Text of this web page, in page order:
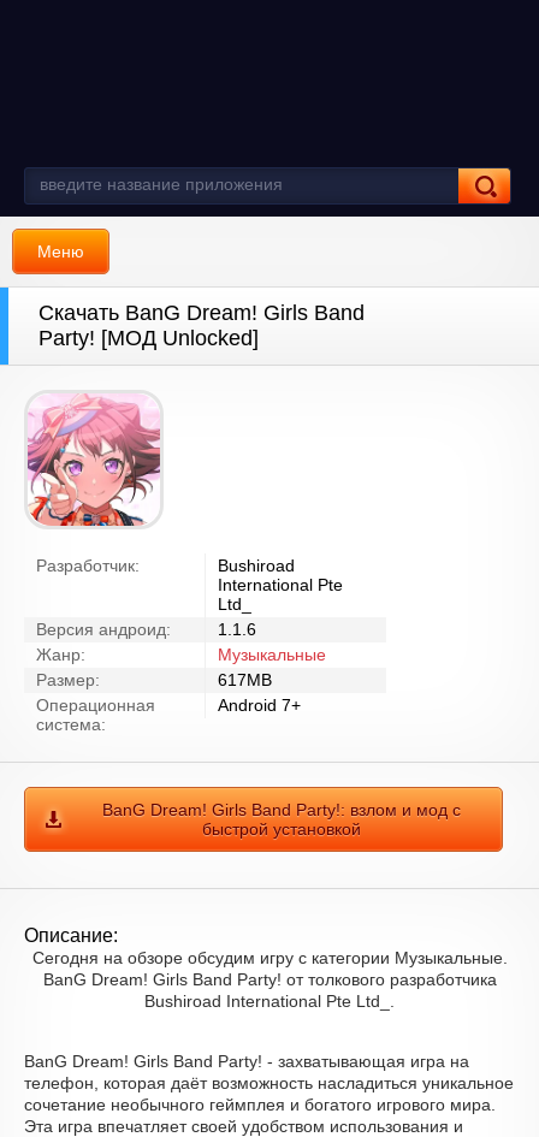
Меню
Скачать BanG Dream! Girls Band
Party! [МОД Unlocked]
Разработчик:
Bushiroad
International Pte
Ltd_
Версия андроид:
1.1.6
Жанр:
Музыкальные
Размер:
617MB
Операционная
система:
Android 7+
BanG Dream! Girls Band Party!: взлом и мод с
быстрой установкой
Описание:
Сегодня на обзоре обсудим игру с категории Музыкальные.
BanG Dream! Girls Band Party! от толкового разработчика
Bushiroad International Pte Ltd_.
BanG Dream! Girls Band Party! - захватывающая игра на
телефон, которая даёт возможность насладиться уникальное
сочетание необычного геймплея и богатого игрового мира.
Эта игра впечатляет своей удобством использования и